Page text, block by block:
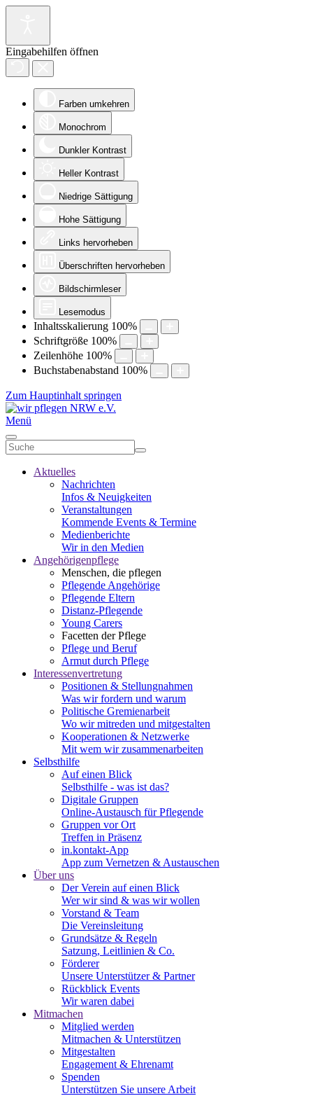
Eingabehilfen öffnen
Farben umkehren
Monochrom
Dunkler Kontrast
Heller Kontrast
Niedrige Sättigung
Hohe Sättigung
Links hervorheben
Überschriften hervorheben
Bildschirmleser
Lesemodus
Inhaltsskalierung 100%
Schriftgröße 100%
Zeilenhöhe 100%
Buchstabenabstand 100%
Zum Hauptinhalt springen
Menü
Aktuelles
Nachrichten
Infos & Neuigkeiten
Veranstaltungen
Kommende Events & Termine
Medienberichte
Wir in den Medien
Angehörigenpflege
Menschen, die pflegen
Pflegende Angehörige
Pflegende Eltern
Distanz-Pflegende
Young Carers
Facetten der Pflege
Pflege und Beruf
Armut durch Pflege
Interessenvertretung
Positionen & Stellungnahmen
Was wir fordern und warum
Politische Gremienarbeit
Wo wir mitreden und mitgestalten
Kooperationen & Netzwerke
Mit wem wir zusammenarbeiten
Selbsthilfe
Auf einen Blick
Selbsthilfe - was ist das?
Digitale Gruppen
Online-Austausch für Pflegende
Gruppen vor Ort
Treffen in Präsenz
in.kontakt-App
App zum Vernetzen & Austauschen
Über uns
Der Verein auf einen Blick
Wer wir sind & was wir wollen
Vorstand & Team
Die Vereinsleitung
Grundsätze & Regeln
Satzung, Leitlinien & Co.
Förderer
Unsere Unterstützer & Partner
Rückblick Events
Wir waren dabei
Mitmachen
Mitglied werden
Mitmachen & Unterstützen
Mitgestalten
Engagement & Ehrenamt
Spenden
Unterstützen Sie unsere Arbeit